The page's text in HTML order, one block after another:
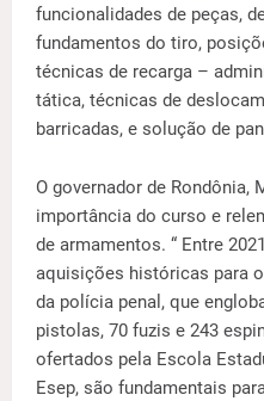
funcionalidades de peças,
fundamentos do tiro,
técnicas de recarga –
tática, técnicas de
barricadas, e solução de
O governador de Rondônia,
importância do curso e
de armamentos. “ Entre
aquisições históricas para
da polícia penal, que
pistolas, 70 fuzis e 243
ofertados pela Escola
Esep, são fundamentais